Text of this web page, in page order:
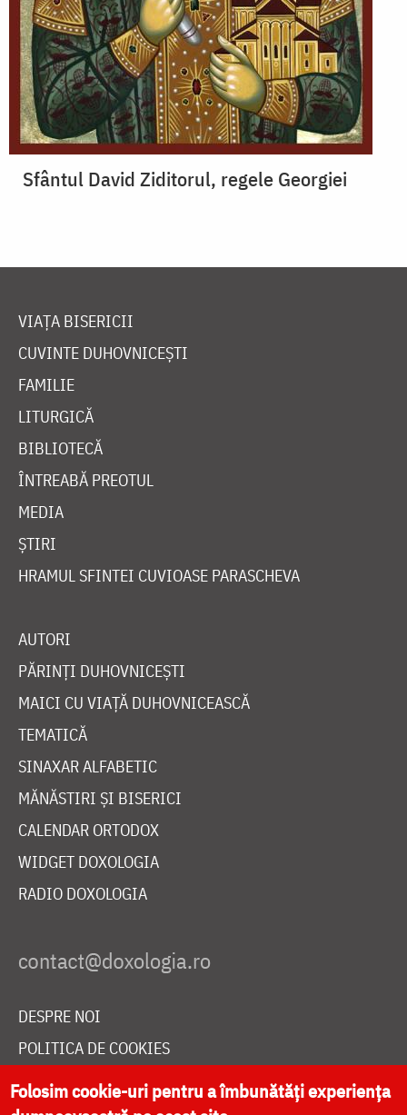
Sfântul David Ziditorul, regele Georgiei
VIAȚA BISERICII
CUVINTE DUHOVNICEȘTI
FAMILIE
LITURGICĂ
BIBLIOTECĂ
ÎNTREABĂ PREOTUL
MEDIA
ȘTIRI
HRAMUL SFINTEI CUVIOASE PARASCHEVA
AUTORI
PĂRINȚI DUHOVNICEȘTI
MAICI CU VIAȚĂ DUHOVNICEASCĂ
TEMATICĂ
SINAXAR ALFABETIC
MĂNĂSTIRI ȘI BISERICI
CALENDAR ORTODOX
WIDGET DOXOLOGIA
RADIO DOXOLOGIA
DESPRE NOI
POLITICA DE COOKIES
DONEAZĂ ONLINE PENTRU CATEDRALA NAȚIONALĂ
Folosim cookie-uri pentru a îmbunătăți experiența